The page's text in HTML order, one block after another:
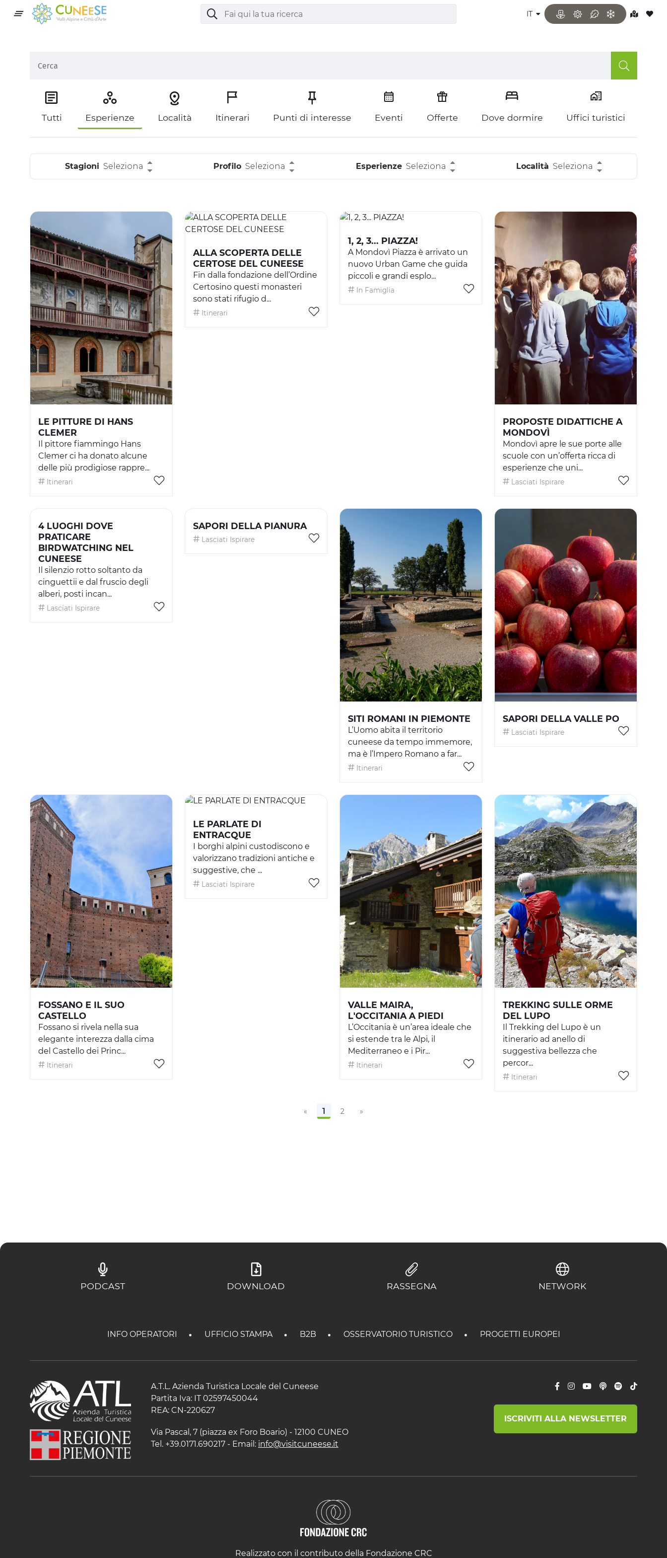
IT
Tutti Esperienze Località Itinerari Punti di interesse Eventi Offerte Dove dormire Uffici turistici
Stagioni Seleziona Profilo Seleziona Esperienze Seleziona Località Seleziona
LE PITTURE DI HANS
CLEMER
Il pittore fiammingo Hans
Clemer ci ha donato alcune
delle più prodigiose rappre...
Itinerari
ALLA SCOPERTA DELLE
CERTOSE DEL CUNEESE
Fin dalla fondazione dell’Ordine
Certosino questi monasteri
sono stati rifugio d...
Itinerari
1, 2, 3... PIAZZA!
A Mondovì Piazza è arrivato un
nuovo Urban Game che guida
piccoli e grandi esplo...
In Famiglia
PROPOSTE DIDATTICHE A
MONDOVÌ
Mondovì apre le sue porte alle
scuole con un’offerta ricca di
esperienze che uni...
Lasciati Ispirare
4 LUOGHI DOVE
PRATICARE
BIRDWATCHING NEL
CUNEESE
Il silenzio rotto soltanto da
cinguettii e dal fruscio degli
alberi, posti incan...
Lasciati Ispirare
SAPORI DELLA PIANURA
Lasciati Ispirare
SITI ROMANI IN PIEMONTE
L’Uomo abita il territorio
cuneese da tempo immemore,
ma è l’Impero Romano a far...
Itinerari
SAPORI DELLA VALLE PO
Lasciati Ispirare
FOSSANO E IL SUO
CASTELLO
Fossano si rivela nella sua
elegante interezza dalla cima
del Castello dei Princ...
Itinerari
LE PARLATE DI
ENTRACQUE
I borghi alpini custodiscono e
valorizzano tradizioni antiche e
suggestive, che ...
Lasciati Ispirare
VALLE MAIRA,
L'OCCITANIA A PIEDI
L’Occitania è un’area ideale che
si estende tra le Alpi, il
Mediterraneo e i Pir...
Itinerari
TREKKING SULLE ORME
DEL LUPO
Il Trekking del Lupo è un
itinerario ad anello di
suggestiva bellezza che
percor...
Itinerari
« 1 2 »
PODCAST DOWNLOAD RASSEGNA NETWORK
INFO OPERATORI UFFICIO STAMPA B2B OSSERVATORIO TURISTICO PROGETTI EUROPEI
A.T.L. Azienda Turistica Locale del Cuneese
Partita Iva: IT 02597450044
REA: CN-220627
Via Pascal, 7 (piazza ex Foro Boario) - 12100 CUNEO
Tel. +39.0171.690217 - Email: info@visitcuneese.it
ISCRIVITI ALLA NEWSLETTER
Realizzato con il contributo della Fondazione CRC